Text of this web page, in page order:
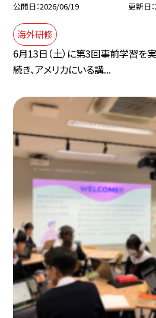
公開日 2026/06/19 更新日
海外研修
6月13日（土）に第3回事前学習を
続き、アメリカにいる講...